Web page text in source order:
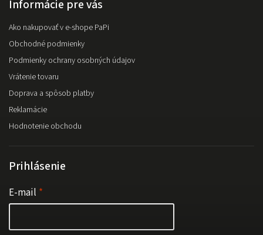
Informácie pre vás
Ako nakupovať v e-shope PaPi
Obchodné podmienky
Podmienky ochrany osobných údajov
Vrátenie tovaru
Doprava a spôsob platby
Reklamácie
Hodnotenie obchodu
Prihlásenie
E-mail